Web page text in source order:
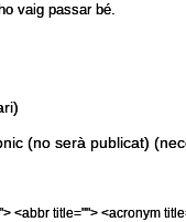
vaig passar bé.
(no serà publicat)
<abbr title=""> <acronym